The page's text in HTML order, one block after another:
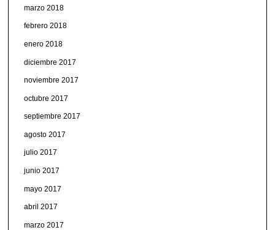
marzo 2018
febrero 2018
enero 2018
diciembre 2017
noviembre 2017
octubre 2017
septiembre 2017
agosto 2017
julio 2017
junio 2017
mayo 2017
abril 2017
marzo 2017